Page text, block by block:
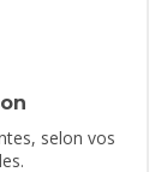
selon vos